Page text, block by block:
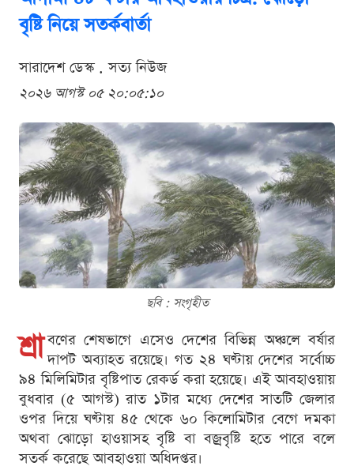
বৃষ্টি নিয়ে সতর্কবার্তা
সারাদেশ ডেস্ক . সত্য নিউজ
২০২৬ আগস্ট ০৫ ২০:০৫:১০
ছবি : সংগৃহীত
শ্রা বণের শেষভাগে এসেও দেশের বিভিন্ন অঞ্চলে বর্ষার
দাপট অব্যাহত রয়েছে। গত ২৪ ঘণ্টায় দেশের সর্বোচ্চ
৯৪ মিলিমিটার বৃষ্টিপাত রেকর্ড করা হয়েছে। এই আবহাওয়ায়
বুধবার (৫ আগস্ট) রাত ১টার মধ্যে দেশের সাতটি জেলার
ওপর দিয়ে ঘণ্টায় ৪৫ থেকে ৬০ কিলোমিটার বেগে দমকা
অথবা ঝোড়ো হাওয়াসহ বৃষ্টি বা বজ্রবৃষ্টি হতে পারে বলে
সতর্ক করেছে আবহাওয়া অধিদপ্তর।